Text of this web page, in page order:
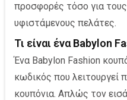
προσφορές τόσο για
υφιστάμενους πελάτες.
Τι είναι ένα Babylon
Ένα Babylon Fashion
κωδικός που λειτουργεί
κουπόνια. Απλώς τον